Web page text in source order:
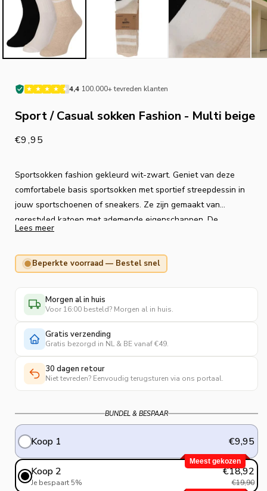
4,4·100.000+ tevreden klanten
Sport / Casual sokken Fashion - Multi beige
Normale
€9,95
Sportsokken fashion gekleurd wit-zwart. Geniet van deze
comfortabele basis sportsokken met sportief streepdessin in
jouw sportschoenen of sneakers. Ze zijn gemaakt van
gerestyled katoen met ademende eigenschappen. De
binnenkant van de voetzolen zijn volledig van badstof
brede elastische boorden zorgen ervoor dat de sokken niet
dagelijkse outfit een extra energieke touch. Geleverd als
aantrekkelijk 3-pack.
Lees meer
Beperkte voorraad — Bestel snel
Morgen al in huis
Voor 16:00 besteld? Morgen al in huis.
Gratis verzending
Gratis bezorgd in NL & BE vanaf €49.
30 dagen retour
Niet tevreden? Eenvoudig terugsturen via ons portaal.
BUNDEL & BESPAAR
Koop 1 €9,95
Meest gekozen
Koop 2
Je bespaart 5%
€18,92
€19,90